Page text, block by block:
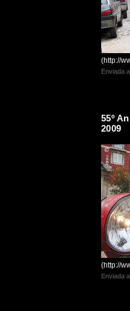
(http://
Enviada a
55º
2009
(http://
Enviada a